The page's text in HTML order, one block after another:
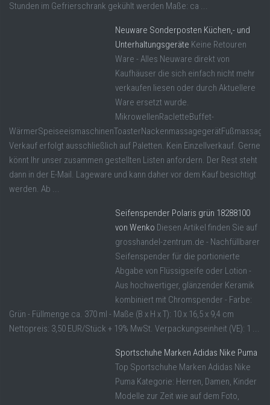
Stunden im Gefrierschrank gekühlt werden Maße: ca ...
Neuware Sonderposten Küchen,- und
Unterhaltungsgeräte Keine Retouren
Ware - Alles Neuware direkt von
Kaufhäuser die sich einfach nicht mehr
verkaufen liesen oder durch Aktuellere
Ware ersetzt wurde.
MikrowellenRacletteBuffet-
Verkauf erfolgt ausschließlich auf Paletten. Kein Einzellverkauf. Gerne
könnt Ihr unser zusammen gestellten Listen anfordern. Der Rest steht
dann in der E-Mail. Lageware und kann daher vor dem Kauf besichtigt
werden. Ab ...
Seifenspender Polaris grün 18288100
von Wenko Diesen Artikel finden Sie auf
grosshandel-zentrum.de - Nachfüllbarer
Seifenspender für die portionierte
Abgabe von Flüssigseife oder Lotion -
Aus hochwertiger, glänzender Keramik
kombiniert mit Chromspender - Farbe:
Grün - Füllmenge ca. 370 ml - Maße (B x H x T): 10 x 16,5 x 9,4 cm
Nettopreis: 3,50 EUR/Stück + 19% MwSt. Verpackungseinheit (VE): 1 ...
Sportschuhe Marken Adidas Nike Puma
Top Sportschuhe Marken Adidas Nike
Puma Kategorie: Herren, Damen, Kinder
Modelle zur Zeit wie auf dem Foto,